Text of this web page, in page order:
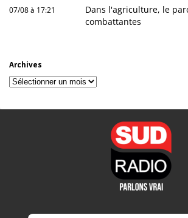
07/08 à 17:21
Dans l'agriculture, le
combattantes
Archives
Archives